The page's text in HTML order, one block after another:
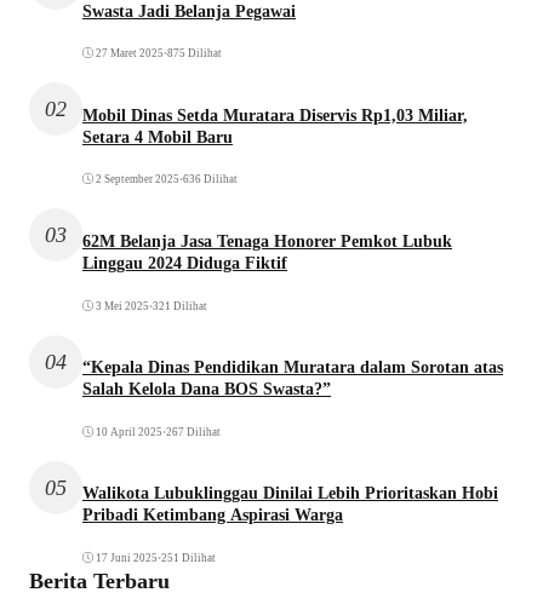
Swasta Jadi Belanja Pegawai
27 Maret 2025 •875 Dilihat
02
Mobil Dinas Setda Muratara Diservis Rp1,03 Miliar,
Setara 4 Mobil Baru
2 September 2025 •636 Dilihat
03
62M Belanja Jasa Tenaga Honorer Pemkot Lubuk
Linggau 2024 Diduga Fiktif
3 Mei 2025 •321 Dilihat
04
“Kepala Dinas Pendidikan Muratara dalam Sorotan atas
Salah Kelola Dana BOS Swasta?”
10 April 2025 •267 Dilihat
05
Walikota Lubuklinggau Dinilai Lebih Prioritaskan Hobi
Pribadi Ketimbang Aspirasi Warga
17 Juni 2025 •251 Dilihat
Berita Terbaru